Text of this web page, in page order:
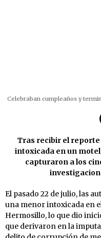
Celebraban cumpleaños y
Tras recibir el
intoxicada en un
capturaron a los
El pasado 22 de julio, las
una menor intoxicada en
Hermosillo, lo que dio
que derivaron en la